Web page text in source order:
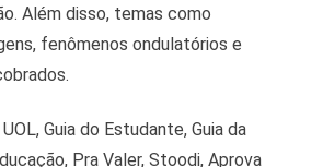
Além disso, temas como
fenômenos ondulatórios e
Guia do Estudante, Guia da
Pra Valer, Stoodi, Aprova